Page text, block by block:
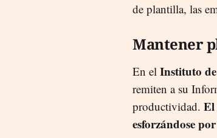
de plantilla, las
Mantener
En el Instituto
remiten a su
productividad. El
esforzándose